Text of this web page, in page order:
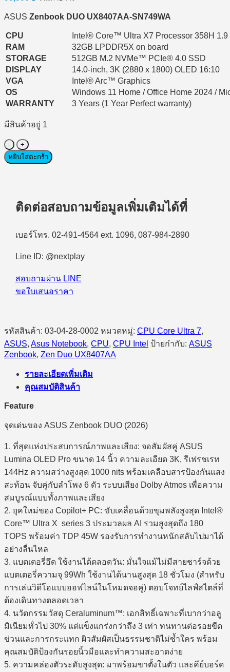
ASUS Zenbook DUO UX8407AA-SN749WA
CPU
Intel® Core™ Ultra X7 Processor 358H 1.9
RAM
32GB LPDDR5X on board
STORAGE
512GB M.2 NVMe™ PCIe® 4.0 SSD
DISPLAY
14.0-inch, 3K (2880 x 1800) OLED 16:10
VGA
Intel® Arc™ Graphics
OS
Windows 11 Home / Office Home 2024 /
WARRANTY
3 Years (1 Year Perfect warranty)
มีสินค้าอยู่ 1
จำนวน
Notebook
UX8407AA-
Core
X7
358H/32GB/512GB
3K
OLED/Intel
Arc/Windows
(Moher
Gray)
ชิ้น
หยิบใส่ตะกร้า
ติดต่อสอบถามข้อมูลเพิ่มเติมได้ที่
เบอร์โทร. 02-491-4564 ext. 1096, 087-984-2890
Line ID: @nextplay
สอบถามผ่าน LINE
ขอใบเสนอราคา
รหัสสินค้า: 03-04-28-0002 หมวดหมู่: CPU Core Ultra 7,
ASUS, Asus Notebook, CPU, CPU Intel ป้ายกำกับ: ASUS
Zenbook, Zen Duo UX8407AA
รายละเอียดเพิ่มเติม
คุณสมบัติสินค้า
Feature
จุดเด่นของ ASUS Zenbook DUO (2026)
1. ที่สุดแห่งประสบการณ์ภาพและเสียง: จอสัมผัสคู่ ASUS
Lumina OLED Pro ขนาด 14 นิ้ว ความละเอียด 3K, รีเฟรชเรท
144Hz ความสว่างสูงสุด 1000 nits พร้อมเคลือบสารป้องกันแสง
สะท้อน จับคู่กับลำโพง 6 ตัว ระบบเสียง Dolby Atmos เพื่อความ
สมบูรณ์แบบทั้งภาพและเสียง
2. ยุคใหม่ของ Copilot+ PC: ขับเคลื่อนด้วยขุมพลังสูงสุด Intel®
Core™ Ultra X series 3 ประมวลผล AI รวมสูงสุดถึง 180
TOPS พร้อมค่า TDP 45W รองรับการทำงานหนักสลับไปมาได้
อย่างลื่นไหล
3. แบตเตอรี่อึด ใช้งานได้ตลอดวัน: มั่นใจแม้ไม่มีสายชาร์จด้วย
แบตเตอรี่ความจุ 99Wh ใช้งานได้นานสูงสุด 18 ชั่วโมง (สำหรับ
การเล่นวิดีโอแบบออฟไลน์ในโหมดจอคู่) ตอบโจทย์ไลฟ์สไตล์ที่
ต้องเดินทางตลอดเวลา
4. นวัตกรรมวัสดุ Ceraluminum™: เอกสิทธิ์เฉพาะที่เบากว่าอลู
มิเนียมทั่วไป 30% แต่แข็งแกร่งกว่าถึง 3 เท่า ทนทานต่อรอยขีด
ข่วนและการกระแทก ผิวสัมผัสเป็นธรรมชาติไม่ซ้ำใคร พร้อม
คุณสมบัติป้องกันรอยนิ้วมือและทำความสะอาดง่าย
5. ความคล่องตัวระดับสูงสุด: มาพร้อมขาตั้งในตัว และคีย์บอร์ด